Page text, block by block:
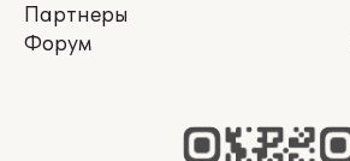
Партнеры
Форум